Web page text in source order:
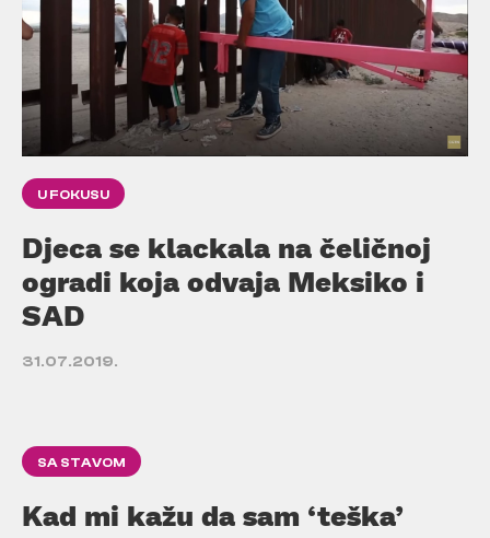
U FOKUSU
Djeca se klackala na čeličnoj
ogradi koja odvaja Meksiko i
SAD
31.07.2019.
SA STAVOM
Kad mi kažu da sam ‘teška’